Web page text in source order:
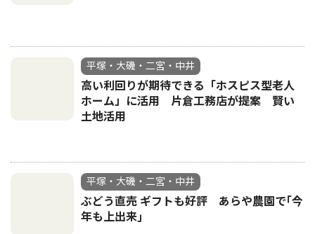
平塚・大磯・二宮・中井
高い利回りが期待できる「ホスピス型老人
ホーム」に活用 片倉工務店が提案 賢い
土地活用
平塚・大磯・二宮・中井
ぶどう直売 ギフトも好評 あらや農園で｢今
年も上出来｣